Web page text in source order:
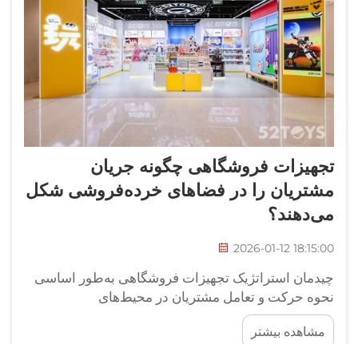
تجهیزات فروشگاهی چگونه جریان
مشتریان را در فضاهای خرده‌فروشی شکل
می‌دهند؟
2026-01-12 18:15:00
چیدمان استراتژیک تجهیزات فروشگاهی به‌طور اساسی
نحوه حرکت و تعامل مشتریان در محیط‌های
خرده‌فروشی را دگرگون می‌سازد. این عناصر ضروری
نه‌تنها به‌عنوان نمایشگرهای عملکردی، بلکه به‌عنوان
مشاهده بیشتر